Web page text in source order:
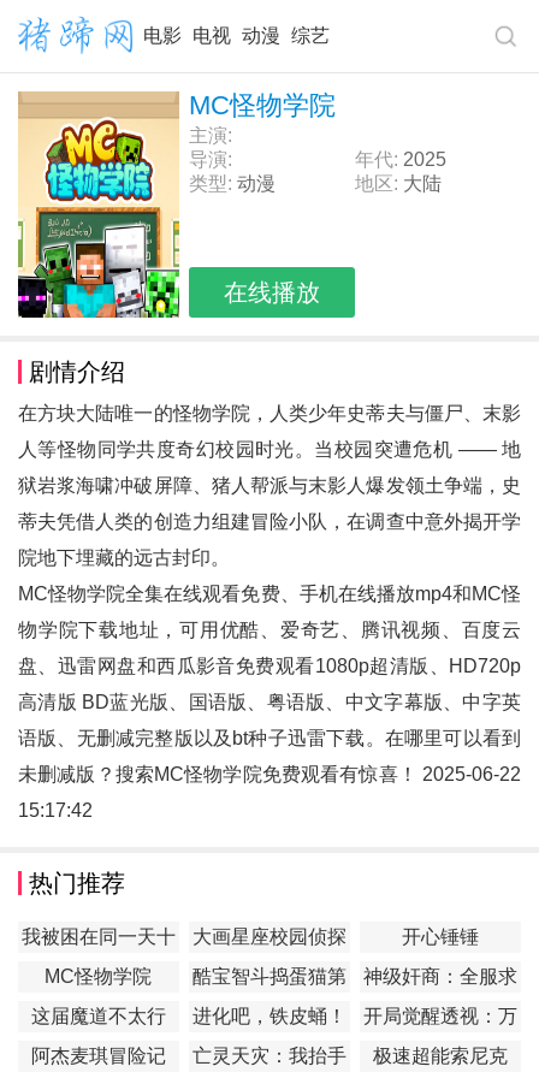
电影 电视 动漫 综艺
MC怪物学院
主演:
导演:
年代: 2025
类型: 动漫 地区: 大陆
在线播放
剧情介绍
在方块大陆唯一的怪物学院，人类少年史蒂夫与僵尸、末影
人等怪物同学共度奇幻校园时光。当校园突遭危机 —— 地
狱岩浆海啸冲破屏障、猪人帮派与末影人爆发领土争端，史
蒂夫凭借人类的创造力组建冒险小队，在调查中意外揭开学
院地下埋藏的远古封印。
MC怪物学院全集在线观看免费、手机在线播放mp4和MC怪
物学院下载地址，可用优酷、爱奇艺、腾讯视频、百度云
盘、迅雷网盘和西瓜影音免费观看1080p超清版、HD720p
高清版 BD蓝光版、国语版、粤语版、中文字幕版、中字英
语版、无删减完整版以及bt种子迅雷下载。在哪里可以看到
未删减版？搜索MC怪物学院免费观看有惊喜！ 2025-06-22
15:17:42
热门推荐
我被困在同一天十
万年
大画星座校园侦探
第2季
开心锤锤
MC怪物学院
酷宝智斗捣蛋猫第
1季
神级奸商：全服求
我别薅了
这届魔道不太行 进化吧，铁皮蛹！
开局觉醒透视：万
物皆透,我即无敌
阿杰麦琪冒险记
亡灵天灾：我抬手
极速超能索尼克